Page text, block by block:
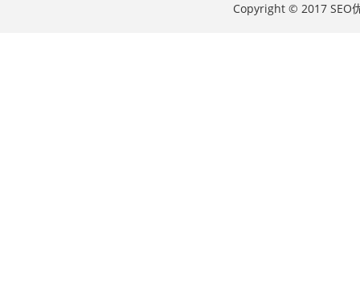
Copyright © 2017 SEO